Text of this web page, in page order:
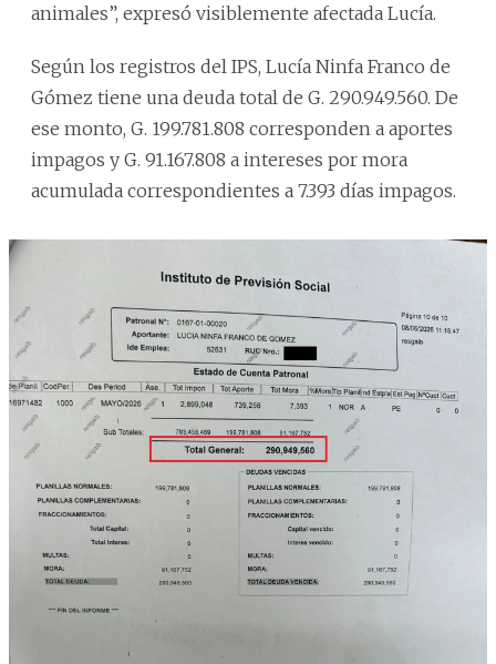
animales”, expresó visiblemente afectada Lucía.
Según los registros del IPS, Lucía Ninfa Franco de
Gómez tiene una deuda total de G. 290.949.560. De
ese monto, G. 199.781.808 corresponden a aportes
impagos y G. 91.167.808 a intereses por mora
acumulada correspondientes a 7.393 días impagos.